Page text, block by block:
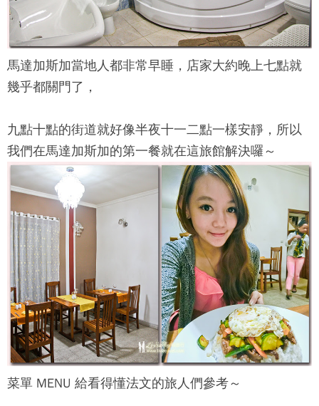
馬達加斯加當地人都非常早睡，店家大約晚上七點就
幾乎都關門了，
九點十點的街道就好像半夜十一二點一樣安靜，所以
我們在馬達加斯加的第一餐就在這旅館解決囉～
菜單 MENU 給看得懂法文的旅人們參考～